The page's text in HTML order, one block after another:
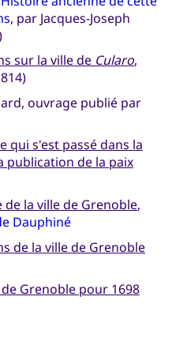
, par Jacques-Joseph
sur la ville de Cularo,
ouvrage publié par
qui s'est passé dans la
publication de la paix
la ville de Grenoble,
Dauphiné
de la ville de Grenoble
Grenoble pour 1698